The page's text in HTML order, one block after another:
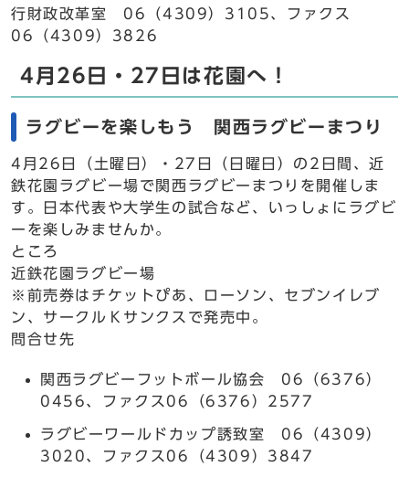
行財政改革室 06（4309）3105、ファクス
06（4309）3826
4月26日・27日は花園へ！
ラグビーを楽しもう 関西ラグビーまつり
4月26日（土曜日）・27日（日曜日）の2日間、近
鉄花園ラグビー場で関西ラグビーまつりを開催しま
す。日本代表や大学生の試合など、いっしょにラグビ
ーを楽しみませんか。
ところ
近鉄花園ラグビー場
※前売券はチケットぴあ、ローソン、セブンイレブ
ン、サークルＫサンクスで発売中。
問合せ先
関西ラグビーフットボール協会 06（6376）
0456、ファクス06（6376）2577
ラグビーワールドカップ誘致室 06（4309）
3020、ファクス06（4309）3847